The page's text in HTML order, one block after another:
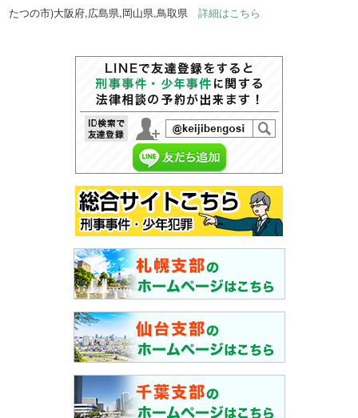
たつの市)大阪府,広島県,岡山県,鳥取県詳細はこちら